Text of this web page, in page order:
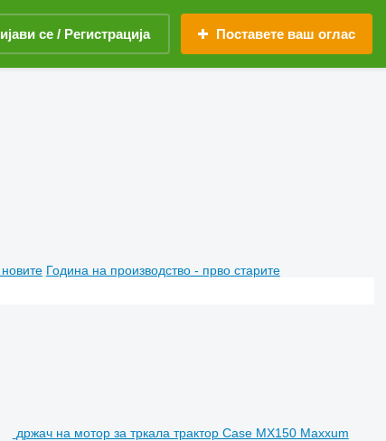
се / Регистрација Поставете ваш оглас
Година на производство - прво старите
држач на мотор за тркала трактор Case MX150 Maxxum